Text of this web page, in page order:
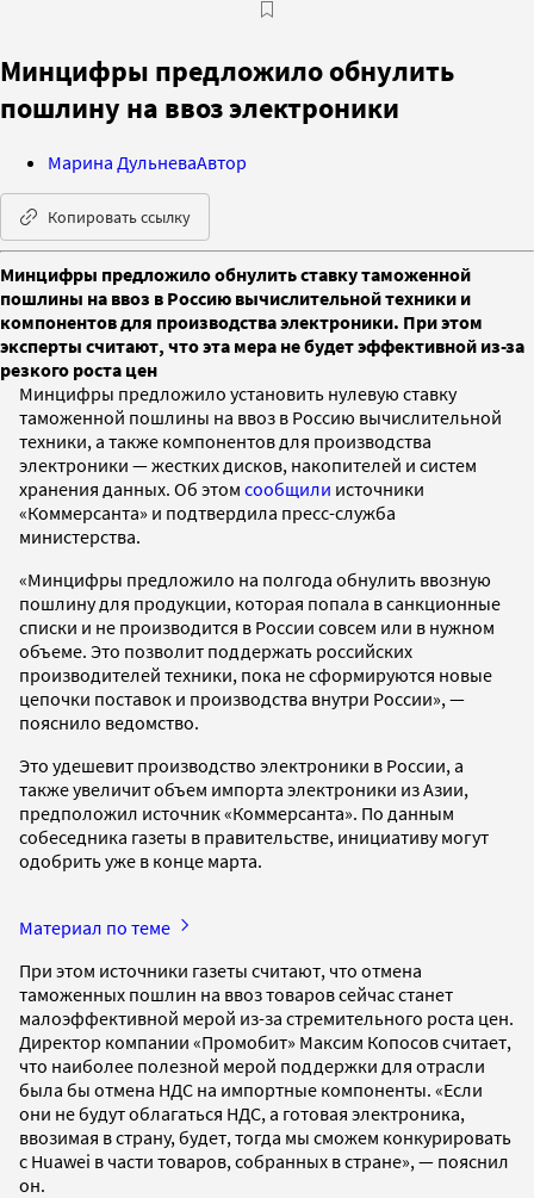
Минцифры предложило обнулить
пошлину на ввоз электроники
Марина ДульневаАвтор
Копировать ссылку
Минцифры предложило обнулить ставку таможенной
пошлины на ввоз в Россию вычислительной техники и
компонентов для производства электроники. При этом
эксперты считают, что эта мера не будет эффективной из-за
резкого роста цен
Минцифры предложило установить нулевую ставку
таможенной пошлины на ввоз в Россию вычислительной
техники, а также компонентов для производства
электроники — жестких дисков, накопителей и систем
хранения данных. Об этом сообщили источники
«Коммерсанта» и подтвердила пресс-служба
министерства.
«Минцифры предложило на полгода обнулить ввозную
пошлину для продукции, которая попала в санкционные
списки и не производится в России совсем или в нужном
объеме. Это позволит поддержать российских
производителей техники, пока не сформируются новые
цепочки поставок и производства внутри России», —
пояснило ведомство.
Это удешевит производство электроники в России, а
также увеличит объем импорта электроники из Азии,
предположил источник «Коммерсанта». По данным
собеседника газеты в правительстве, инициативу могут
одобрить уже в конце марта.
Материал по теме
При этом источники газеты считают, что отмена
таможенных пошлин на ввоз товаров сейчас станет
малоэффективной мерой из-за стремительного роста цен.
Директор компании «Промобит» Максим Копосов считает,
что наиболее полезной мерой поддержки для отрасли
была бы отмена НДС на импортные компоненты. «Если
они не будут облагаться НДС, а готовая электроника,
ввозимая в страну, будет, тогда мы сможем конкурировать
с Huawei в части товаров, собранных в стране», — пояснил
он.